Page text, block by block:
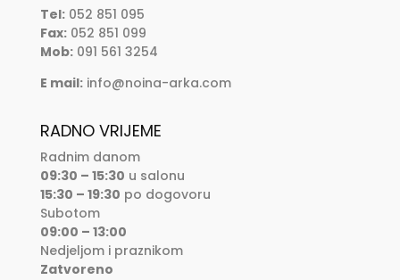
Tel:052 851 095
Fax:052 851 099
Mob:091 561 3254
E mail: info@noina-arka.com
RADNO VRIJEME
Radnim danom
09:30 – 15:30 u salonu
15:30 – 19:30 po dogovoru
Subotom
09:00 – 13:00
Nedjeljom i praznikom
Zatvoreno